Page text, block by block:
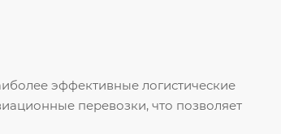
эффективные логистические
перевозки, что позволяет